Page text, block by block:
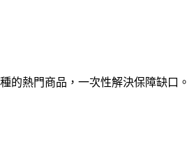
的熱門商品，一次性解決保障缺口。